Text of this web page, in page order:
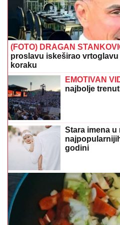
(FOTO) DRAGAN
proslavu iskeširao
koraku
EMOTIVAN
najbolje
Stara imena u
godini